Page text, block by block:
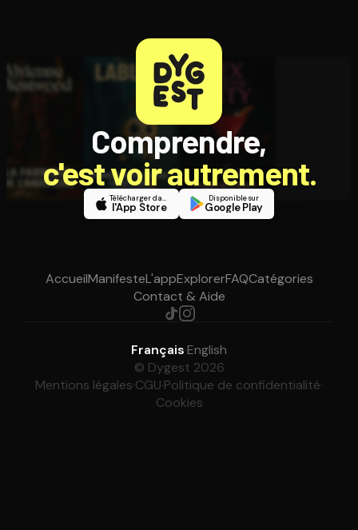
Comprendre,
c'est voir autrement.
Télécharger dans
l'App Store
Disponible sur
Google Play
AccueilManifesteL'appExplorerFAQCatégories
Contact & Aide
Français·English
© Dygest 2026
Mentions légales·CGU·Politique de confidentialité·
Cookies